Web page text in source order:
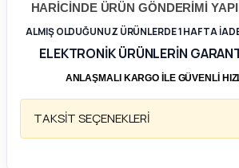
HARİCİNDE ÜRÜN GÖNDERİMİ
ALMIŞ OLDUĞUNUZ ÜRÜNLERDE 1 HAFTA
ELEKTRONİK ÜRÜNLERİN
ANLAŞMALI KARGO İLE GÜVENLİ
TAKSİT SEÇENEKLERİ